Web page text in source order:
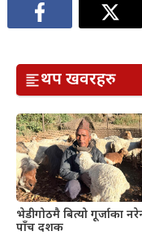
थप खवरहरु
भेडीगोठमै बित्यो गूर्जाका
पाँच दशक